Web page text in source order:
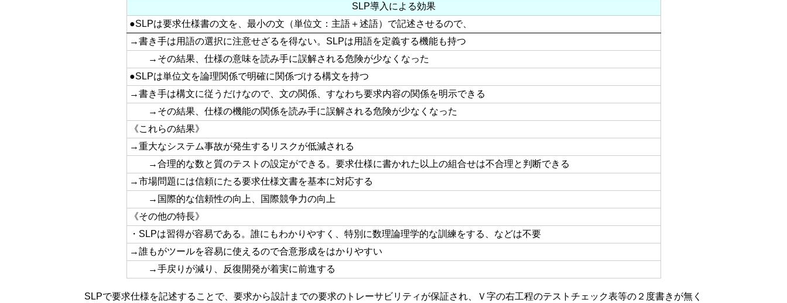
SLP導入による効果
●SLPは要求仕様書の文を、最小の文（単位文：主語＋述語）で記述させるので、
→書き手は用語の選択に注意せざるを得ない。SLPは用語を定義する機能も持つ
→その結果、仕様の意味を読み手に誤解される危険が少なくなった
●SLPは単位文を論理関係で明確に関係づける構文を持つ
→書き手は構文に従うだけなので、文の関係、すなわち要求内容の関係を明示できる
→その結果、仕様の機能の関係を読み手に誤解される危険が少なくなった
《これらの結果》
→重大なシステム事故が発生するリスクが低減される
→合理的な数と質のテストの設定ができる。要求仕様に書かれた以上の組合せは不合理と判断できる
→市場問題には信頼にたる要求仕様文書を基本に対応する
→国際的な信頼性の向上、国際競争力の向上
《その他の特長》
・SLPは習得が容易である。誰にもわかりやすく、特別に数理論理学的な訓練をする、などは不要
→誰もがツールを容易に使えるので合意形成をはかりやすい
→手戻りが減り、反復開発が着実に前進する
SLPで要求仕様を記述することで、要求から設計までの要求のトレーサビリティが保証され、Ｖ字の右工程のテストチェック表等の２度書きが無く